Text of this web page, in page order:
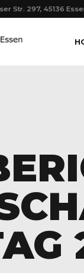
Str. 297, 45136